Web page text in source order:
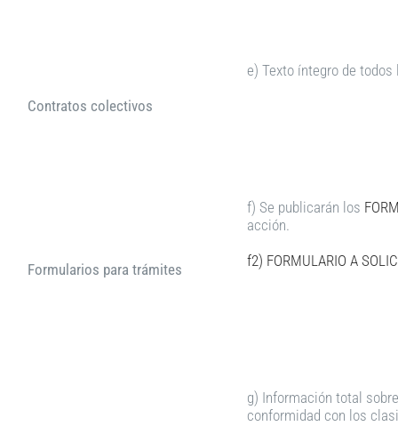
Contratos colectivos
e) Texto íntegro de
Formularios para trámites
f) Se publicarán los
acción.
f2) FORMULARIO A
g) Información total
conformidad con los